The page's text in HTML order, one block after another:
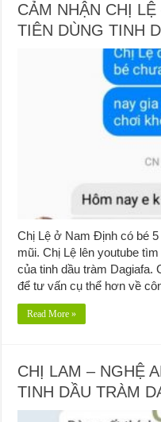
CẢM NHẬN CHỊ
TIÊN DÙNG TINH
Chị Lệ ở Nam Định có bé
mũi. Chị Lệ lên youtube
của tinh dầu tràm Dagiafa.
để tư vấn cụ thể hơn về
Read More »
CHỊ LAM – NGHỆ
TINH DẦU TRÀM